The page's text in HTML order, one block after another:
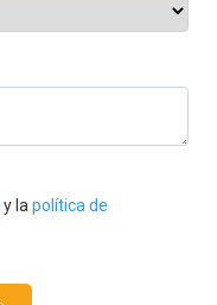
y la política de